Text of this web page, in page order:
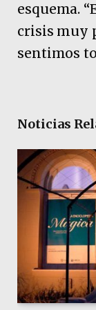
esquema.
crisis muy
sentimos
Noticias